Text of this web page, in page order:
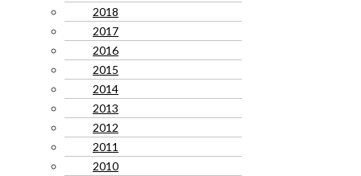
2018
2017
2016
2015
2014
2013
2012
2011
2010